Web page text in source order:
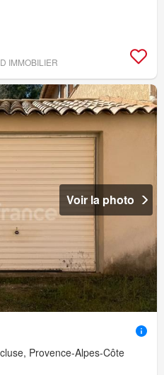
IMMOBILIER
Voir la photo
Provence-Alpes-Côte